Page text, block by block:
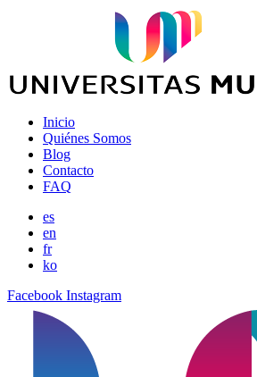
Inicio
Quiénes Somos
Blog
Contacto
FAQ
es
en
fr
ko
Facebook Instagram